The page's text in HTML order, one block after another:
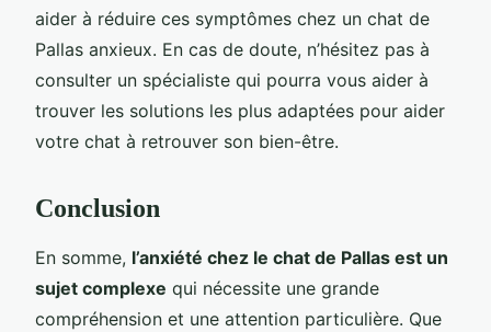
aider à réduire ces symptômes chez un chat de
Pallas anxieux. En cas de doute, n’hésitez pas à
consulter un spécialiste qui pourra vous aider à
trouver les solutions les plus adaptées pour aider
votre chat à retrouver son bien-être.
Conclusion
En somme, l’anxiété chez le chat de Pallas est un
sujet complexe qui nécessite une grande
compréhension et une attention particulière. Que